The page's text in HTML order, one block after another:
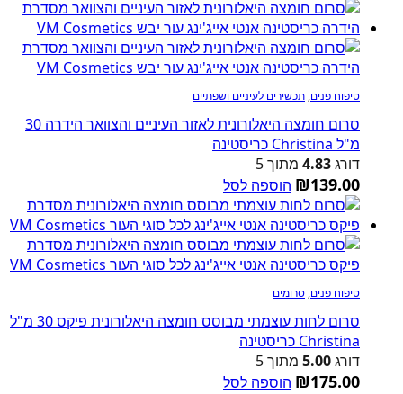
טיפוח פנים, תכשירים לעיניים ושפתיים
סרום חומצה היאלורונית לאזור העיניים והצוואר הידרה 30
מ"ל Christina כריסטינה
דורג4.83 מתוך 5
₪139.00 הוספה לסל
טיפוח פנים, סרומים
סרום לחות עוצמתי מבוסס חומצה היאלורונית פיקס 30 מ"ל
Christina כריסטינה
דורג5.00 מתוך 5
₪175.00 הוספה לסל